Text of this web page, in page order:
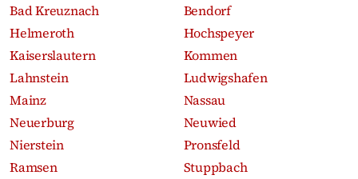
Bad Kreuznach
Bendorf
Helmeroth
Hochspeyer
Kaiserslautern
Kommen
Lahnstein
Ludwigshafen
Mainz
Nassau
Neuerburg
Neuwied
Nierstein
Pronsfeld
Ramsen
Stuppbach